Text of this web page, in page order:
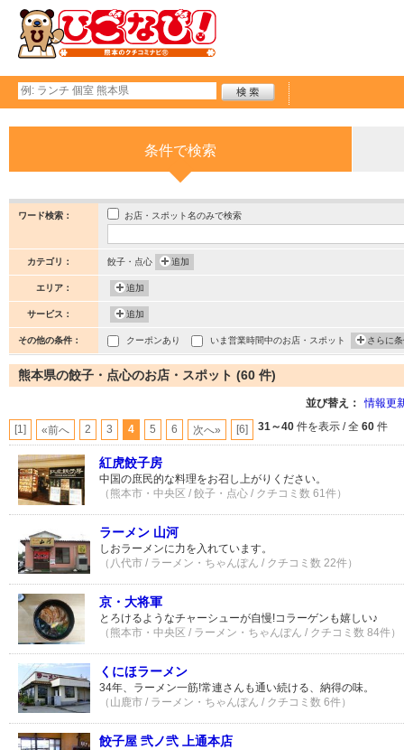
条件で検索
ワード検索： お店・スポット名のみで検索
カテゴリ： 餃子・点心 追加
エリア： 追加
サービス： 追加
その他の条件： クーポンあり いま営業時間中のお店・スポット さらに
熊本県の餃子・点心のお店・スポット (60 件)
並び替え： 情報更
[1] «前へ 2 3 4 5 6 次へ» [6] 31～40 件を表示 / 全 60 件
紅虎餃子房
中国の庶民的な料理をお召し上がりください。
（熊本市・中央区 / 餃子・点心 / クチコミ数 61件）
ラーメン 山河
しおラーメンに力を入れています。
（八代市 / ラーメン・ちゃんぽん / クチコミ数 22件）
京・大将軍
とろけるようなチャーシューが自慢!コラーゲンも嬉しい♪
（熊本市・中央区 / ラーメン・ちゃんぽん / クチコミ数 84件）
くにほラーメン
34年、ラーメン一筋!常連さんも通い続ける、納得の味。
（山鹿市 / ラーメン・ちゃんぽん / クチコミ数 6件）
餃子屋 弐ノ弐 上通本店